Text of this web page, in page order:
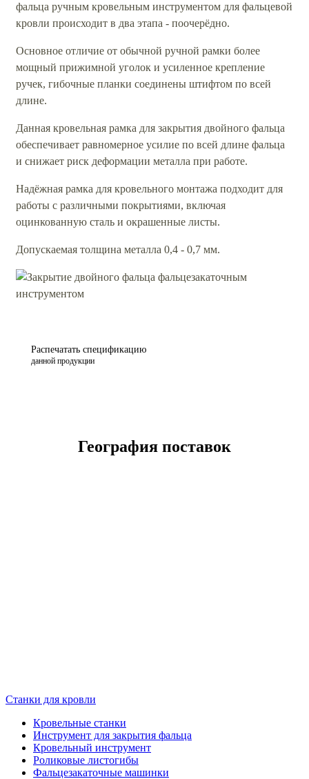
фальца ручным кровельным инструментом для фальцевой
кровли происходит в два этапа - поочерёдно.
Основное отличие от обычной ручной рамки более
мощный прижимной уголок и усиленное крепление
ручек, гибочные планки соединены штифтом по всей
длине.
Данная кровельная рамка для закрытия двойного фальца
обеспечивает равномерное усилие по всей длине фальца
и снижает риск деформации металла при работе.
Надёжная рамка для кровельного монтажа подходит для
работы с различными покрытиями, включая
оцинкованную сталь и окрашенные листы.
Допускаемая толщина металла 0,4 - 0,7 мм.
Распечатать спецификацию
данной продукции
География поставок
Станки для кровли
Кровельные станки
Инструмент для закрытия фальца
Кровельный инструмент
Роликовые листогибы
Фальцезакаточные машинки